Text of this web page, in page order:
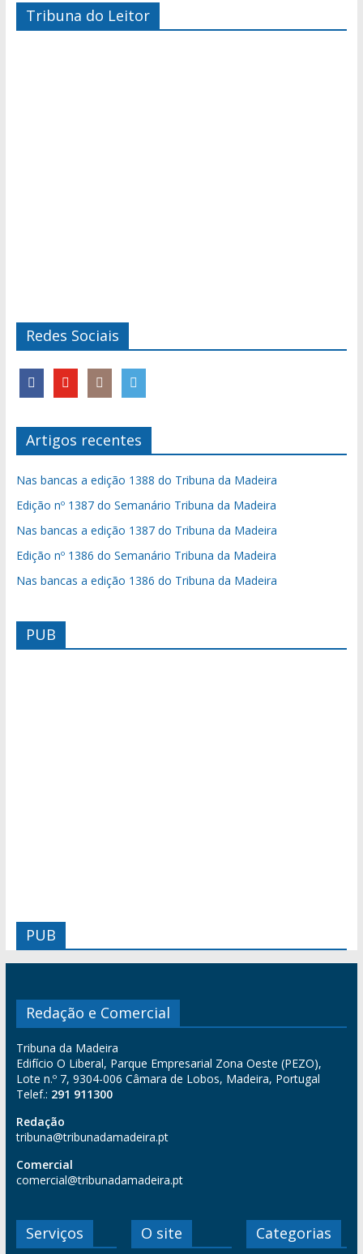
Tribuna do Leitor
Redes Sociais
Artigos recentes
Nas bancas a edição 1388 do Tribuna da Madeira
Edição nº 1387 do Semanário Tribuna da Madeira
Nas bancas a edição 1387 do Tribuna da Madeira
Edição nº 1386 do Semanário Tribuna da Madeira
Nas bancas a edição 1386 do Tribuna da Madeira
PUB
PUB
Redação e Comercial
Tribuna da Madeira
Edifício O Liberal, Parque Empresarial Zona Oeste (PEZO),
Lote n.º 7, 9304-006 Câmara de Lobos, Madeira, Portugal
Telef.: 291 911300
Redação
tribuna@tribunadamadeira.pt
Comercial
comercial@tribunadamadeira.pt
Serviços O site Categorias